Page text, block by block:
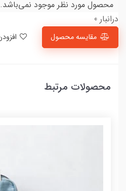
محصول مورد نظر موجود نمی‌باشد.
درانبار 0
مقایسه محصول
محصولات مرتبط